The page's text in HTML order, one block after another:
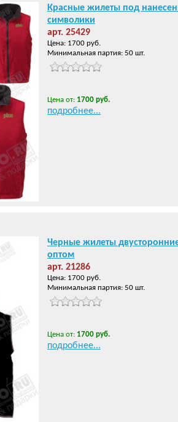
Красные жилеты под
символики
арт. 25429
Цена: 1700 руб.
Минимальная партия: 50 шт.
Цена от: 1700 руб.
подробнее...
Черные жилеты
оптом
арт. 21286
Цена: 1700 руб.
Минимальная партия: 50 шт.
Цена от: 1700 руб.
подробнее...